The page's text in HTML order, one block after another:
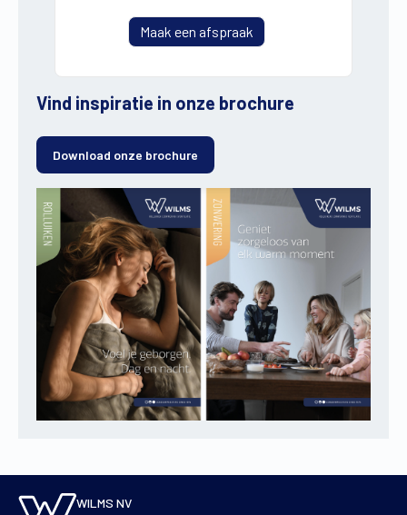
Maak een afspraak
Vind inspiratie in onze brochure
Download onze brochure
WILMS NV